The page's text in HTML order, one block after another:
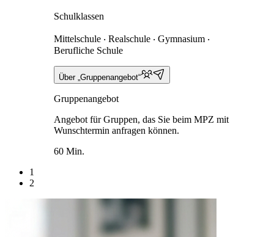
Schulklassen
Mittelschule ‧ Realschule ‧ Gymnasium ‧
Berufliche Schule
Über „Gruppenangebot“
Gruppenangebot
Angebot für Gruppen, das Sie beim MPZ mit
Wunschtermin anfragen können.
60 Min.
1
2